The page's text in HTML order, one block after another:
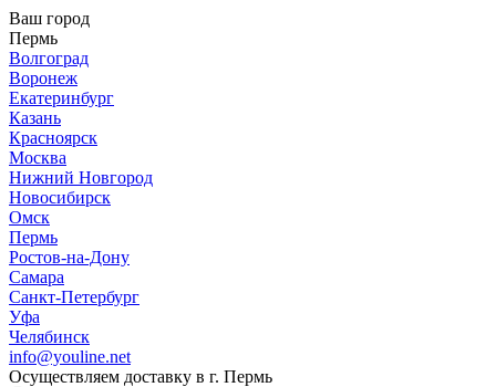
Ваш город
Пермь
Волгоград
Воронеж
Екатеринбург
Казань
Красноярск
Москва
Нижний Новгород
Новосибирск
Омск
Пермь
Ростов-на-Дону
Самара
Санкт-Петербург
Уфа
Челябинск
info@youline.net
Осуществляем доставку в г. Пермь